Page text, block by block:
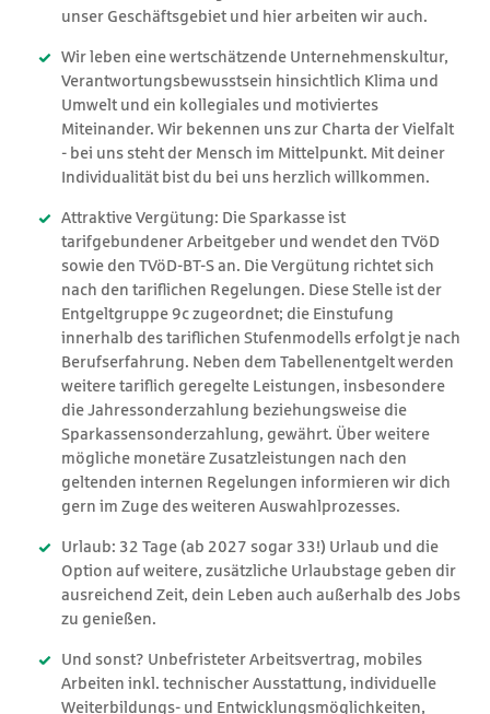
unser Geschäftsgebiet und hier arbeiten wir auch.
Wir leben eine wertschätzende Unternehmenskultur,
Verantwortungsbewusstsein hinsichtlich Klima und
Umwelt und ein kollegiales und motiviertes
Miteinander. Wir bekennen uns zur Charta der Vielfalt
- bei uns steht der Mensch im Mittelpunkt. Mit deiner
Individualität bist du bei uns herzlich willkommen.
Attraktive Vergütung: Die Sparkasse ist
tarifgebundener Arbeitgeber und wendet den TVöD
sowie den TVöD-BT-S an. Die Vergütung richtet sich
nach den tariflichen Regelungen. Diese Stelle ist der
Entgeltgruppe 9c zugeordnet; die Einstufung
innerhalb des tariflichen Stufenmodells erfolgt je nach
Berufserfahrung. Neben dem Tabellenentgelt werden
weitere tariflich geregelte Leistungen, insbesondere
die Jahressonderzahlung beziehungsweise die
Sparkassensonderzahlung, gewährt. Über weitere
mögliche monetäre Zusatzleistungen nach den
geltenden internen Regelungen informieren wir dich
gern im Zuge des weiteren Auswahlprozesses.
Urlaub: 32 Tage (ab 2027 sogar 33!) Urlaub und die
Option auf weitere, zusätzliche Urlaubstage geben dir
ausreichend Zeit, dein Leben auch außerhalb des Jobs
zu genießen.
Und sonst? Unbefristeter Arbeitsvertrag, mobiles
Arbeiten inkl. technischer Ausstattung, individuelle
Weiterbildungs- und Entwicklungsmöglichkeiten,